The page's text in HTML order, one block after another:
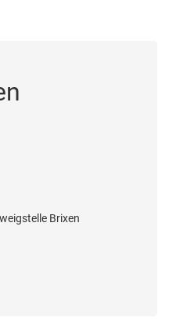
Brixen